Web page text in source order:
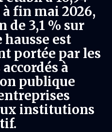
fin mai 2026,
de 3,1 % sur
hausse est
portée par les
à
publique
institutions